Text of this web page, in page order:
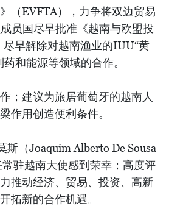
（EVFTA），力争将双边贸易
员国尽早批准《越南与欧盟投
早解除对越南渔业的IUU“黄
和能源等领域的合作。
；建议为旅居葡萄牙的越南人
作用创造便利条件。
斯（Joaquim Alberto De Sousa
驻越南大使感到荣幸；高度评
推动经济、贸易、投资、高新
拓新的合作机遇。